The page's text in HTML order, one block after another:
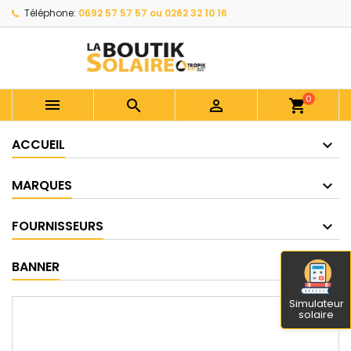
Téléphone: 0692 57 57 57 ou 0262 32 10 16
   shopping_cart0
ACCUEIL
MARQUES
FOURNISSEURS
BANNER
Simulateur
solaire